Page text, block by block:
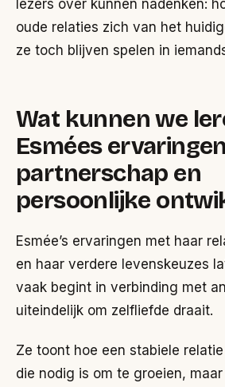
lezers over kunnen nadenken:
oude relaties zich van het
ze toch blijven spelen in
Wat kunnen we
Esmées
partnerschap en
persoonlijke
Esmée’s ervaringen met haar
en haar verdere levenskeuzes
vaak begint in verbinding met
uiteindelijk om zelfliefde draait.
Ze toont hoe een stabiele
die nodig is om te groeien,